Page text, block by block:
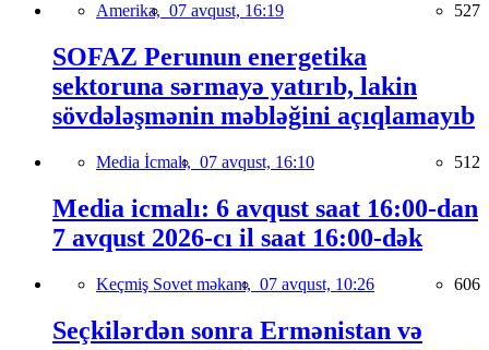
Amerika, 07 avqust, 16:19 527
SOFAZ Perunun energetika
sektoruna sərmayə yatırıb, lakin
sövdələşmənin məbləğini açıqlamayıb
Media İcmalı, 07 avqust, 16:10 512
Media icmalı: 6 avqust saat 16:00-dan
7 avqust 2026-cı il saat 16:00-dək
Keçmiş Sovet məkanı, 07 avqust, 10:26 606
Seçkilərdən sonra Ermənistan və